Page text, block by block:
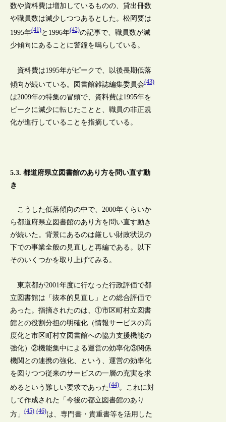
数や資料費は増加しているものの、貸出冊数
や職員数は減少しつつあるとした。松岡要は
1995年(41)と1996年(42)の記事で、職員数が減
少傾向にあることに警鐘を鳴らしている。
資料費は1995年がピークで、以後長期低落
傾向が続いている。図書館雑誌編集委員会(43)
は2009年の特集の冒頭で、資料費は1995年を
ピークに減少に転じたことと、職員の非正規
化が進行していることを指摘している。
5.3. 都道府県立図書館のあり方を問い直す動
き
こうした低落傾向の中で、2000年くらいか
ら都道府県立図書館のあり方を問い直す動き
が続いた。背景にあるのは厳しい財政状況の
下での事業全般の見直しと再編である。以下
そのいくつかを取り上げてみる。
東京都が2001年度に行なった行政評価で都
立図書館は「抜本的見直し」との総合評価で
あった。指摘されたのは、①市区町村立図書
館との役割分担の明確化（情報サービスの高
度化と市区町村立図書館への協力支援機能の
強化）②機能集中による運営の効率化③関係
機関との連携の強化、という、運営の効率化
を図りつつ従来のサービスの一層の充実を求
めるという難しい要求であった(44)。これに対
して作成された「今後の都立図書館のあり
方」(45) (46)は、専門書・貴重書等を活用した